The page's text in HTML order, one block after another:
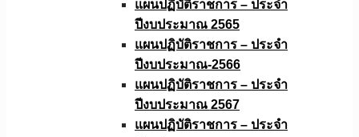
แผนปฏิบัติราชการ – ประจำ
ปีงบประมาณ 2565
แผนปฏิบัติราชการ – ประจำ
ปีงบประมาณ-2566
แผนปฏิบัติราชการ – ประจำ
ปีงบประมาณ 2567
แผนปฏิบัติราชการ – ประจำ